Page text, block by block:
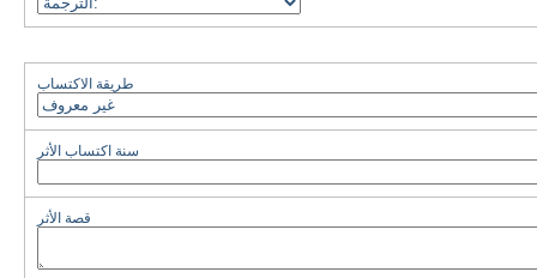
طريقة الاكتساب
سنة اكتساب الأثر
قصة الأثر